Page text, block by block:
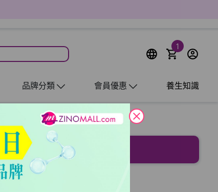
1
品牌分類 會員優惠 養生知識
close